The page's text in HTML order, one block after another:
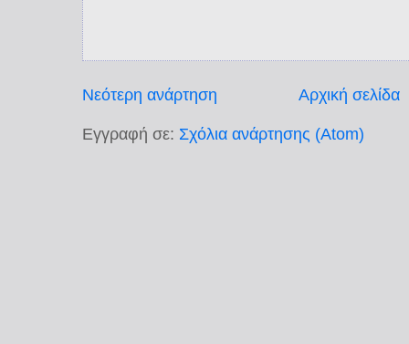
Νεότερη ανάρτηση Αρχική σελίδα
Εγγραφή σε: Σχόλια ανάρτησης (Atom)